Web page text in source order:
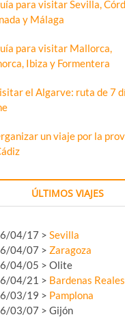
ÚLTIMOS VIAJES
04/17 > Sevilla
04/07 > Zaragoza
04/05 > Olite
04/21 > Bardenas Reales
03/19 > Pamplona
03/07 > Gijón